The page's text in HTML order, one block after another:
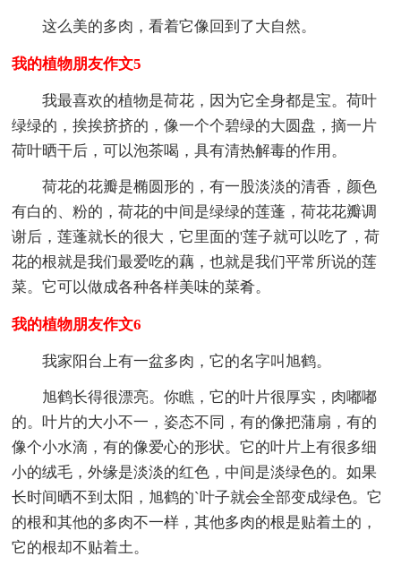
这么美的多肉，看着它像回到了大自然。
我的植物朋友作文5
我最喜欢的植物是荷花，因为它全身都是宝。荷叶
绿绿的，挨挨挤挤的，像一个个碧绿的大圆盘，摘一片
荷叶晒干后，可以泡茶喝，具有清热解毒的作用。
荷花的花瓣是椭圆形的，有一股淡淡的清香，颜色
有白的、粉的，荷花的中间是绿绿的莲蓬，荷花花瓣调
谢后，莲蓬就长的很大，它里面的'莲子就可以吃了，荷
花的根就是我们最爱吃的藕，也就是我们平常所说的莲
菜。它可以做成各种各样美味的菜肴。
我的植物朋友作文6
我家阳台上有一盆多肉，它的名字叫旭鹤。
旭鹤长得很漂亮。你瞧，它的叶片很厚实，肉嘟嘟
的。叶片的大小不一，姿态不同，有的像把蒲扇，有的
像个小水滴，有的像爱心的形状。它的叶片上有很多细
小的绒毛，外缘是淡淡的红色，中间是淡绿色的。如果
长时间晒不到太阳，旭鹤的`叶子就会全部变成绿色。它
的根和其他的多肉不一样，其他多肉的根是贴着土的，
它的根却不贴着土。